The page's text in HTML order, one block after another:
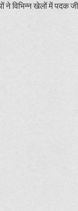
ने विभिन्न खेलों में